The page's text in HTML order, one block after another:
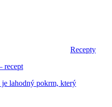
Recepty
recept
je lahodný pokrm, který